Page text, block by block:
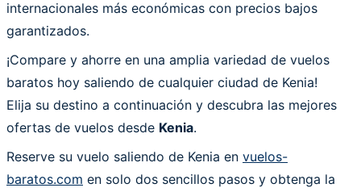
internacionales más económicas con precios bajos
garantizados.
¡Compare y ahorre en una amplia variedad de vuelos
baratos hoy saliendo de cualquier ciudad de Kenia!
Elija su destino a continuación y descubra las mejores
ofertas de vuelos desde Kenia.
Reserve su vuelo saliendo de Kenia en vuelos-
baratos.com en solo dos sencillos pasos y obtenga la